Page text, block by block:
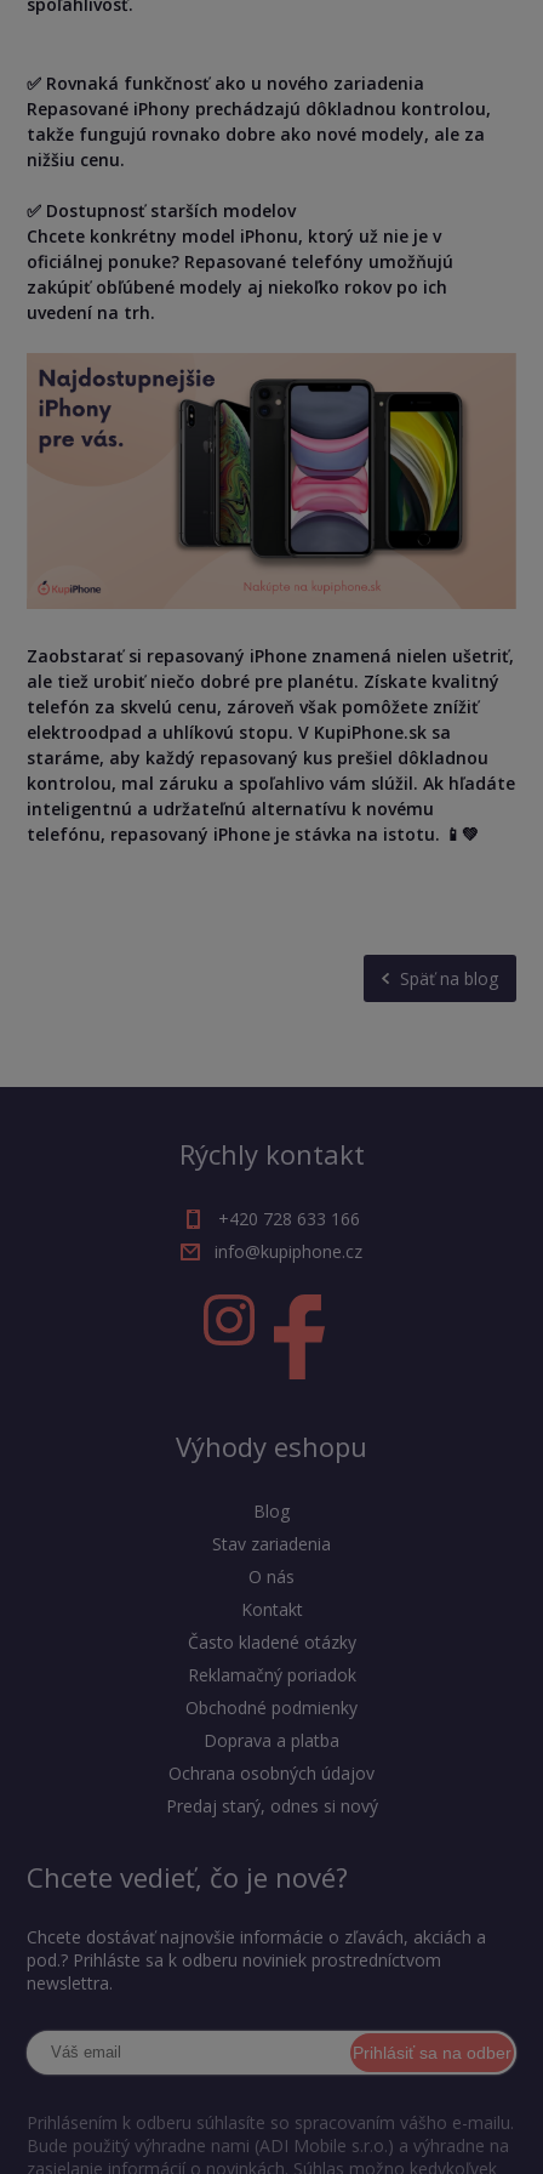
spoľahlivosť.
✅ Rovnaká funkčnosť ako u nového zariadenia
Repasované iPhony prechádzajú dôkladnou kontrolou,
takže fungujú rovnako dobre ako nové modely, ale za
nižšiu cenu.
✅ Dostupnosť starších modelov
Chcete konkrétny model iPhonu, ktorý už nie je v
oficiálnej ponuke? Repasované telefóny umožňujú
zakúpiť obľúbené modely aj niekoľko rokov po ich
uvedení na trh.
Zaobstarať si repasovaný iPhone znamená nielen ušetriť,
ale tiež urobiť niečo dobré pre planétu. Získate kvalitný
telefón za skvelú cenu, zároveň však pomôžete znížiť
elektroodpad a uhlíkovú stopu. V KupiPhone.sk sa
staráme, aby každý repasovaný kus prešiel dôkladnou
kontrolou, mal záruku a spoľahlivo vám slúžil. Ak hľadáte
inteligentnú a udržateľnú alternatívu k novému
telefónu, repasovaný iPhone je stávka na istotu. 📱💚
Späť na blog
Rýchly kontakt
+420 728 633 166
info@kupiphone.cz
Výhody eshopu
Blog
Stav zariadenia
O nás
Kontakt
Často kladené otázky
Reklamačný poriadok
Obchodné podmienky
Doprava a platba
Ochrana osobných údajov
Predaj starý, odnes si nový
Chcete vedieť, čo je nové?
Chcete dostávať najnovšie informácie o zľavách, akciách a
pod.? Prihláste sa k odberu noviniek prostredníctvom
newslettra.
Prihlásiť sa na odber
Prihlásením k odberu súhlasíte so spracovaním vášho e-mailu.
Bude použitý výhradne nami (ADI Mobile s.r.o.) a výhradne na
zasielanie informácií o novinkách. Súhlas možno kedykoľvek